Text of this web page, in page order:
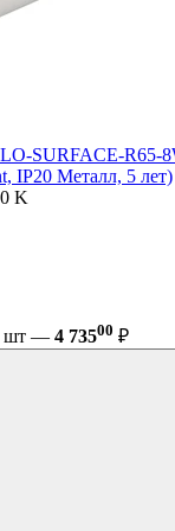
SURFACE-R65-
IP20 Металл, 5 лет)
K
шт — 4 73500 ₽